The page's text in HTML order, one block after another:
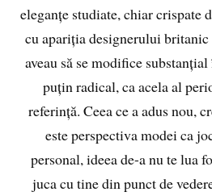
eleganțe studiate, chiar crispate
cu apariția designerului
aveau să se modifice
puțin radical, ca acela al
referință. Ceea ce a adus nou,
este perspectiva modei ca
personal, ideea de-a nu te lua
juca cu tine din punct de